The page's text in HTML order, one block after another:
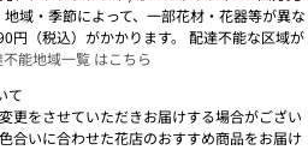
域・季節によって、一部花材・花器等が異な
円（税込）がかかります。 配達不能な区域が
能地域一覧 はこちら
て
更をさせていただきお届けする場合がござい
合いに合わせた花店のおすすめ商品をお届け